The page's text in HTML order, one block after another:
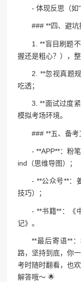
- 体现反思（如
### **四、避
1. **盲目刷题
握还是粗心？），整
2. **忽视真题
吃透；
3. **面试过度
模拟考场环境。
### **五、备
- **APP**：粉
ind（思维导图）；
- **公众号**：
技巧）；
- **书籍**：《
记》。
**最后寄语**
路，坚持到底，你
考时随时翻看，也
解答哦～ 🌟